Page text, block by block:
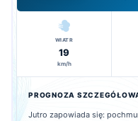
WIATR
19
km/h
PROGNOZA
Jutro zapowiada się: